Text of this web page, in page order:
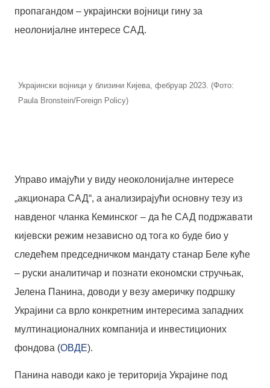
пропагандом – украјински војници гину за
неолонијалне интересе САД.
Украјински војници у близини Кијева, фебруар 2023. (Фото:
Paula Bronstein/Foreign Policy)
Управо имајући у виду неоколонијалне интересе
„акционара САД“, а анализирајући основну тезу из
навденог чланка Кеминског – да ће САД подржавати
кијевски режим независно од тога ко буде био у
следећем председничком мандату станар Беле куће
– руски аналитичар и познати економски стручњак,
Јелена Панина, доводи у везу америчку подршку
Украјини са врло конкретним интересима западних
мултинационалних компанија и инвестиционих
фондова (ОВДЕ).
Панина наводи како је територија Украјине под